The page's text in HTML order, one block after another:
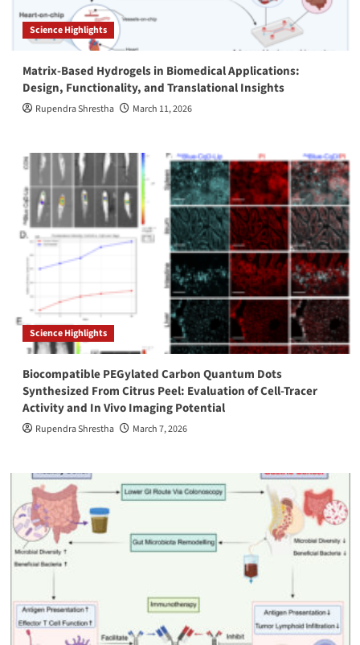
Science Highlights
Matrix-Based Hydrogels in Biomedical Applications:
Design, Functionality, and Translational Insights
Rupendra Shrestha March 11, 2026
Science Highlights
Biocompatible PEGylated Carbon Quantum Dots
Synthesized From Citrus Peel: Evaluation of Cell-Tracer
Activity and In Vivo Imaging Potential
Rupendra Shrestha March 7, 2026